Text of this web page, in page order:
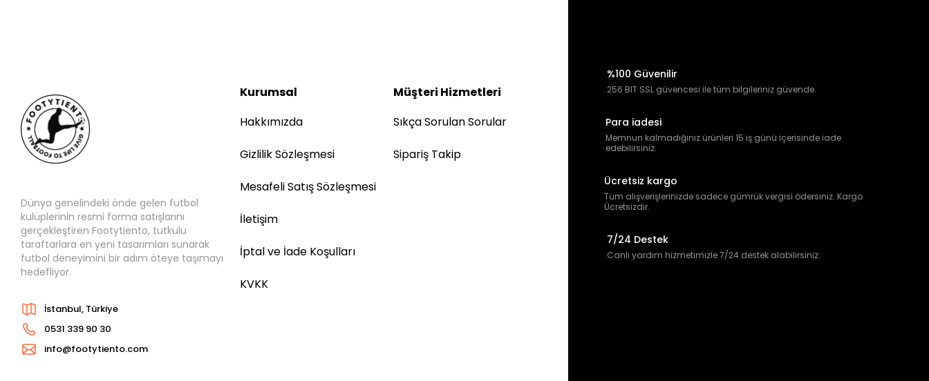
Dünya genelindeki önde gelen futbol
kulüplerinin resmi forma satışlarını
gerçekleştiren Footytiento, tutkulu
taraftarlara en yeni tasarımları sunarak
futbol deneyimini bir adım öteye taşımayı
hedefliyor.
İstanbul, Türkiye
0531 339 90 30
info@footytiento.com
Kurumsal
Hakkımızda
Gizlilik Sözleşmesi
Mesafeli Satış Sözleşmesi
İletişim
İptal ve İade Koşulları
KVKK
Müşteri Hizmetleri
Sıkça Sorulan Sorular
Sipariş Takip
%100 Güvenilir
256 BIT SSL güvencesi ile tüm bilgileriniz güvende.
Para iadesi
Memnun kalmadığınız ürünleri 15 iş günü içerisinde iade
edebilirsiniz.
Ücretsiz kargo
Tüm alışverişlerinizde sadece gümrük vergisi ödersiniz. Kargo
Ücretsizdir.
7/24 Destek
Canlı yardım hizmetimizle 7/24 destek alabilirsiniz.